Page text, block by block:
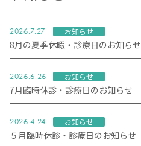
2026.7.27 お知らせ
8月の夏季休暇・診療日のお知らせ
2026.6.26 お知らせ
7月臨時休診・診療日のお知らせ
2026.4.24 お知らせ
５月臨時休診・診療日のお知らせ